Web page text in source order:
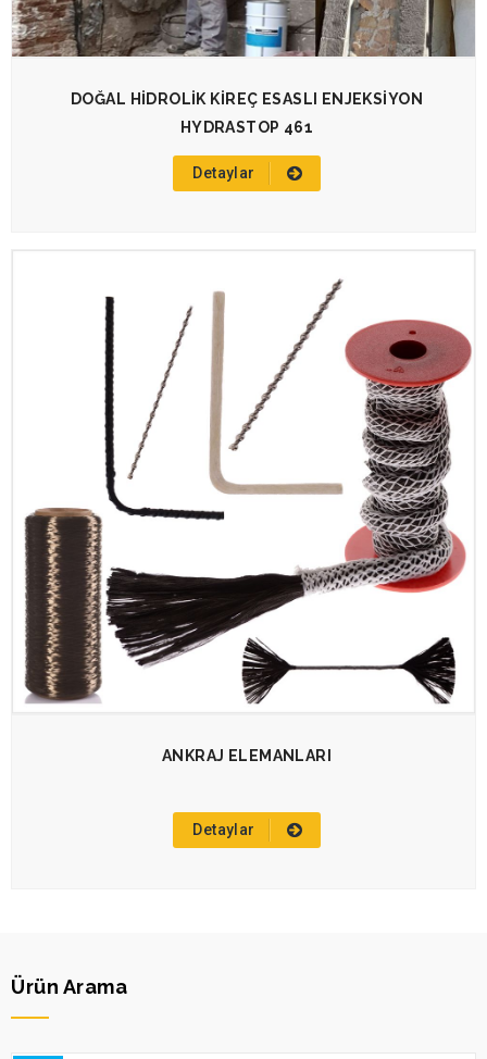
DOĞAL HİDROLİK KİREÇ ESASLI ENJEKSİYON
HYDRASTOP 461
Detaylar
ANKRAJ ELEMANLARI
Detaylar
Ürün Arama